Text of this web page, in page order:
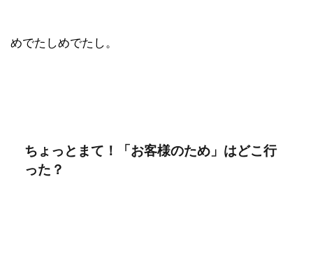
めでたしめでたし。
ちょっとまて！「お客様のため」はどこ行
った？